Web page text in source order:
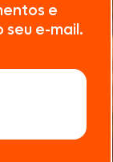
e
seu e-mail.